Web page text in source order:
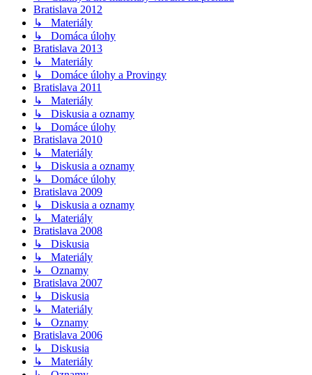
Bratislava 2012
↳ Materiály
↳ Domáca úlohy
Bratislava 2013
↳ Materiály
↳ Domáce úlohy a Provingy
Bratislava 2011
↳ Materiály
↳ Diskusia a oznamy
↳ Domáce úlohy
Bratislava 2010
↳ Materiály
↳ Diskusia a oznamy
↳ Domáce úlohy
Bratislava 2009
↳ Diskusia a oznamy
↳ Materiály
Bratislava 2008
↳ Diskusia
↳ Materiály
↳ Oznamy
Bratislava 2007
↳ Diskusia
↳ Materiály
↳ Oznamy
Bratislava 2006
↳ Diskusia
↳ Materiály